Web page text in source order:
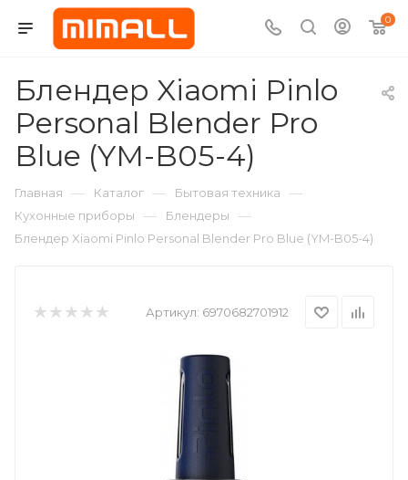
0
Блендер Xiaomi Pinlo
Personal Blender Pro
Blue (YM-B05-4)
Главная — Каталог — Бытовая техника —
Кухонные приборы — Блендеры —
Блендер Xiaomi Pinlo Personal Blender Pro Blue (YM-B05-4)
Артикул: 6970682701912